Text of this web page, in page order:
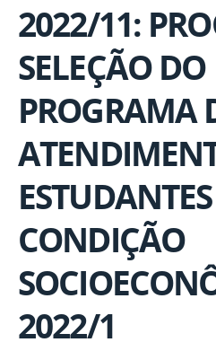
2022/11:
SELEÇÃO DO
PROGRAMA
CONDIÇÃO
2022/1